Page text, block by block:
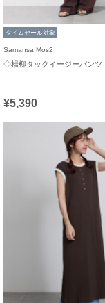
タイムセール対象
Samansa Mos2
◇楊柳タックイージーパンツ
¥5,390